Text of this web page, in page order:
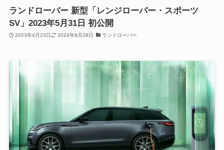
ランドローバー 新型「レンジローバー・スポーツ
SV」2023年5月31日 初公開
2023年4月23日 2024年9月28日 ランドローバー